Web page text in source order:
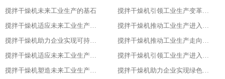
搅拌干燥机未来工业生产的基石
搅拌干燥机引领工业生产变革的重要力量
搅拌干燥机适应未来工业生产需求的必备设备
搅拌干燥机推动工业生产进入高效、绿色、智能新时代
搅拌干燥机助力企业实现可持续发展目标
搅拌干燥机推动工业生产走向智能化、绿色化、高效化
搅拌干燥机适应未来工业生产需求的创新设备
搅拌干燥机引领工业生产进入新时代
搅拌干燥机塑造未来工业生产的新格局
搅拌干燥机助力企业实现绿色、智能、高效生产